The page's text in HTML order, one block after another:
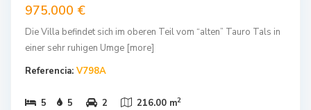
975.000 €
Die Villa befindet sich im oberen Teil vom “alten” Tauro Tals in
einer sehr ruhigen Umge [more]
Referencia: V798A
5 5 2 216.00 m2